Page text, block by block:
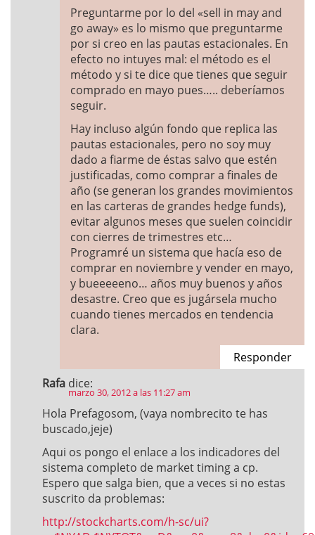
Preguntarme por lo del «sell in may and
go away» es lo mismo que preguntarme
por si creo en las pautas estacionales. En
efecto no intuyes mal: el método es el
método y si te dice que tienes que seguir
comprado en mayo pues….. deberíamos
seguir.
Hay incluso algún fondo que replica las
pautas estacionales, pero no soy muy
dado a fiarme de éstas salvo que estén
justificadas, como comprar a finales de
año (se generan los grandes movimientos
en las carteras de grandes hedge funds),
evitar algunos meses que suelen coincidir
con cierres de trimestres etc…
Programré un sistema que hacía eso de
comprar en noviembre y vender en mayo,
y bueeeeeno… años muy buenos y años
desastre. Creo que es jugársela mucho
cuando tienes mercados en tendencia
clara.
Responder
Rafa dice:
marzo 30, 2012 a las 11:27 am
Hola Prefagosom, (vaya nombrecito te has
buscado,jeje)
Aqui os pongo el enlace a los indicadores del
sistema completo de market timing a cp.
Espero que salga bien, que a veces si no estas
suscrito da problemas:
http://stockcharts.com/h-sc/ui?